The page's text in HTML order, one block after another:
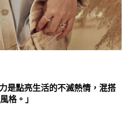
是點亮生活的不滅熱情，混搭
格。」